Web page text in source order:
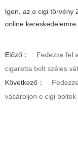
Igen, az e cigi törvény
online kereskedelemre
Előző：
Fedezze fel
cigaretta bolt széles
Következő：
vásároljon e cigi